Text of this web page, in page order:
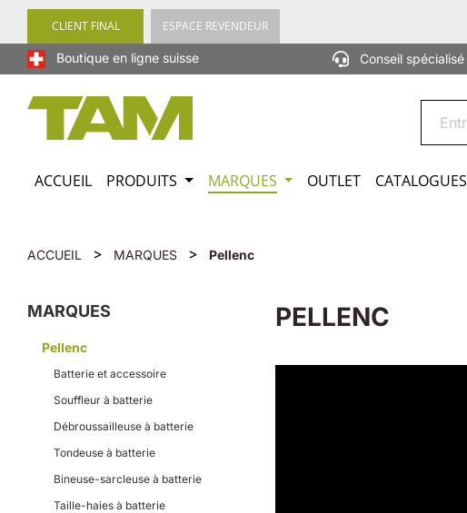
Passer à la navigation principale
CLIENT FINAL ESPACE REVENDEUR
Boutique en ligne suisse Conseil spécialisé
ACCUEIL PRODUITS MARQUES OUTLET CATALOGUES
ACCUEIL > MARQUES > Pellenc
MARQUES
Pellenc
Batterie et accessoire
Souffleur à batterie
Débroussailleuse à batterie
Tondeuse à batterie
Bineuse-sarcleuse à batterie
Taille-haies à batterie
PELLENC